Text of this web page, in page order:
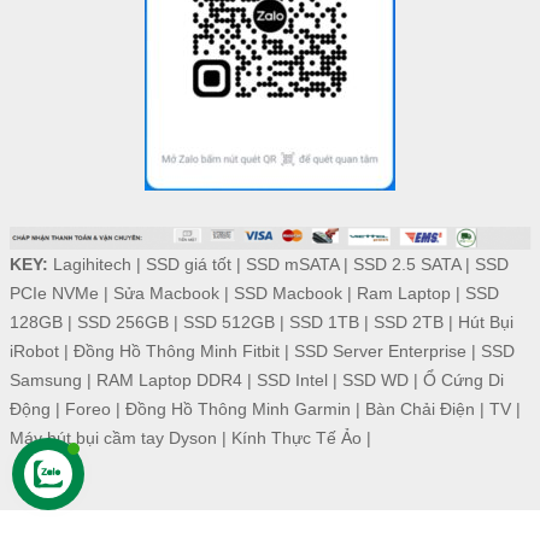
KEY: Lagihitech | SSD giá tốt| SSD mSATA| SSD 2.5 SATA| SSD
PCIe NVMe | Sửa Macbook| SSD Macbook| Ram Laptop| SSD
128GB| SSD 256GB| SSD 512GB| SSD 1TB| SSD 2TB| Hút Bụi
iRobot| Đồng Hồ Thông Minh Fitbit| SSD Server Enterprise | SSD
Samsung | RAM Laptop DDR4| SSD Intel| SSD WD| Ổ Cứng Di
Động | Foreo | Đồng Hồ Thông Minh Garmin | Bàn Chải Điện | TV|
Máy hút bụi cầm tay Dyson | Kính Thực Tế Ảo |